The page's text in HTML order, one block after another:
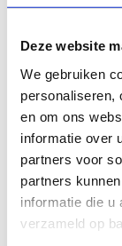
Deze website
We gebruiken
personaliseren,
en om ons
informatie over
partners voor
partners
informatie die u
verzameld op
paardensport.
reputatie extra
alleen de beste
toont ook aan
van onze sport,
voor paarden."
Het EK Jumping
twintigtal